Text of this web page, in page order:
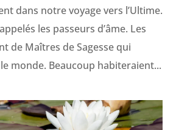
dans notre voyage vers l’Ultime.
les passeurs d’âme. Les
de Maîtres de Sagesse qui
monde. Beaucoup habiteraient...